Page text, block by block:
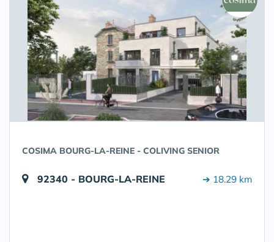
COSIMA BOURG-LA-REINE - COLIVING SENIOR
92340 - BOURG-LA-REINE ➔ 18.29 km